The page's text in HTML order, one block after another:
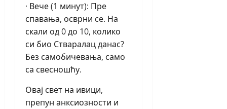
· Вече (1 минут): Пре
спавања, осврни се. На
скали од 0 до 10, колико
си био Стваралац данас?
Без самобичевања, само
са свесношћу.
Овај свет на ивици,
препун анксиозности и